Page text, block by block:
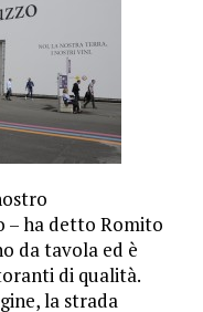
– ha detto Ro­mito
da tavola ed è
di qualità.
la strada